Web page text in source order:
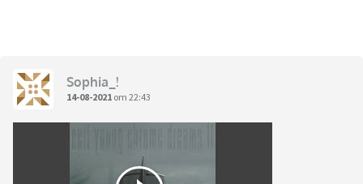
Sophia_!
14-08-2021 om 22:43